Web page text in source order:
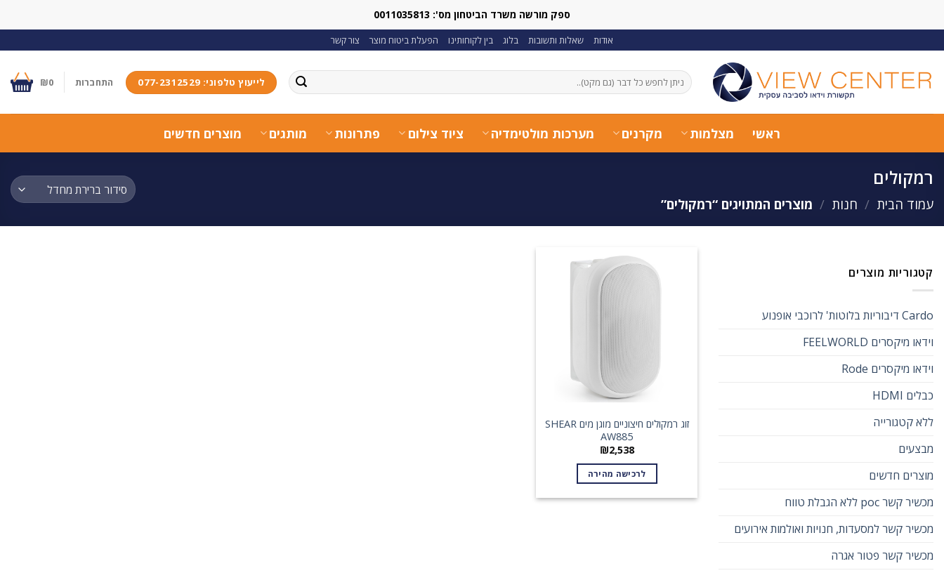
ספק מורשה משרד הביטחון מס': 0011035813
אודות שאלות ותשובות בלוג בין לקוחותינו הפעלת ביטוח מוצר צור קשר
חיפוש
עבור:
לייעוץ טלפוני: 077-2312529 התחברות ₪0
ראשי מצלמות מקרנים מערכות מולטימדיה ציוד צילום פתרונות מותגים מוצרים חדשים
רמקולים
עמוד הבית / חנות / מוצרים המתויגים “רמקולים”
קטגוריות מוצרים
Cardo דיבוריות בלוטות' לרוכבי אופנוע
וידאו מיקסרים FEELWORLD
וידאו מיקסרים Rode
כבלים HDMI
ללא קטגורייה
מבצעים
מוצרים חדשים
מכשיר קשר poc ללא הגבלת טווח
מכשיר קשר למסעדות, חנויות ואולמות אירועים
מכשיר קשר פטור אגרה
זוג רמקולים חיצוניים מוגן מים SHEAR
AW885
₪2,538
לרכישה מהירה